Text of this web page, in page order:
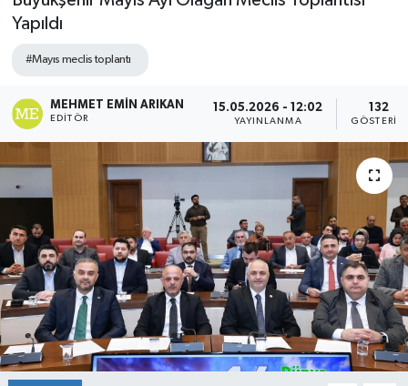
Yapıldı
#Mayıs meclis toplantı
MEHMET EMIN ARIKAN
EDITÖR
15.05.2026 - 12:02
YAYINLANMA
132
GÖSTERIM